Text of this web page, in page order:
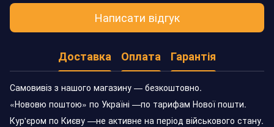
Написати відгук
Доставка Оплата Гарантія
Самовивіз з нашого магазину — безкоштовно.
«Нововю поштою» по Україні —по тарифам Нової пошти.
Кур'єром по Києву —не активне на період військового стану.